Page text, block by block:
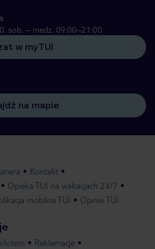
sob. – niedz. 09:00–21:00
w myTUI
na mapie
Kontakt
Opieka TUI na wakacjach 24/7
mobilna TUI Opinie TUI
Reklamacje